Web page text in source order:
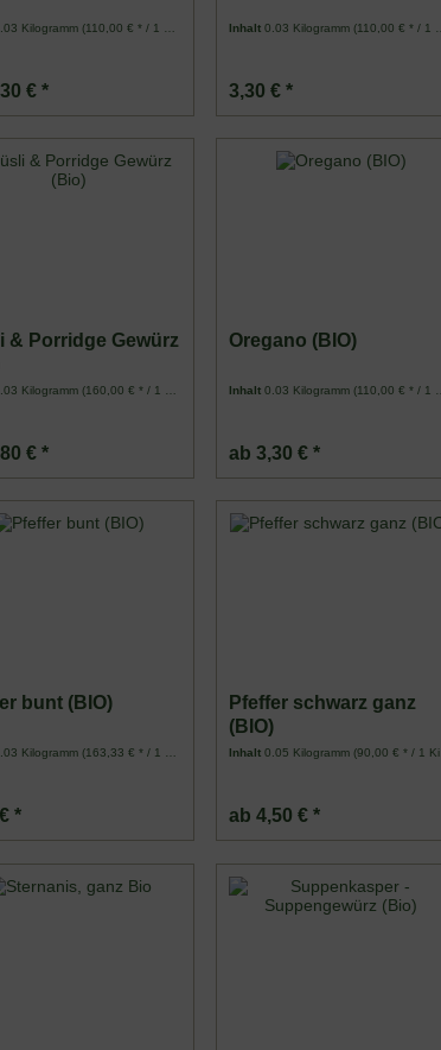
Kilogramm (110,00 € * / 1 Kilogramm)
€ *
Inhalt0.03 Kilogramm (110,00 € * / 1 Kilogramm)
3,30 € *
& Porridge Gewürz
Kilogramm (160,00 € * / 1 Kilogramm)
€ *
Oregano (BIO)
Inhalt0.03 Kilogramm (110,00 € * / 1 Kilogramm)
ab 3,30 € *
bunt (BIO)
Kilogramm (163,33 € * / 1 Kilogramm)
*
Pfeffer schwarz ganz
(BIO)
Inhalt0.05 Kilogramm (90,00 € * / 1 Kilogramm)
ab 4,50 € *